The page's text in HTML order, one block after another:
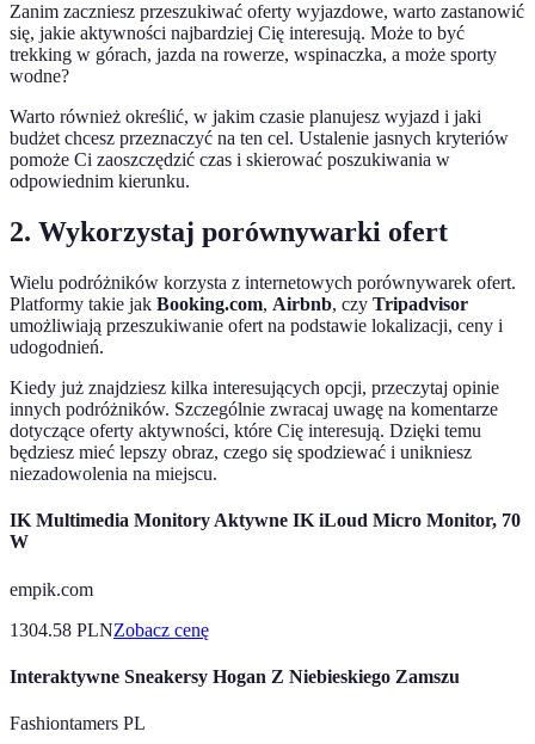
Zanim zaczniesz przeszukiwać oferty wyjazdowe, warto zastanowić
się, jakie aktywności najbardziej Cię interesują. Może to być
trekking w górach, jazda na rowerze, wspinaczka, a może sporty
wodne?
Warto również określić, w jakim czasie planujesz wyjazd i jaki
budżet chcesz przeznaczyć na ten cel. Ustalenie jasnych kryteriów
pomoże Ci zaoszczędzić czas i skierować poszukiwania w
odpowiednim kierunku.
2. Wykorzystaj porównywarki ofert
Wielu podróżników korzysta z internetowych porównywarek ofert.
Platformy takie jak Booking.com, Airbnb, czy Tripadvisor
umożliwiają przeszukiwanie ofert na podstawie lokalizacji, ceny i
udogodnień.
Kiedy już znajdziesz kilka interesujących opcji, przeczytaj opinie
innych podróżników. Szczególnie zwracaj uwagę na komentarze
dotyczące oferty aktywności, które Cię interesują. Dzięki temu
będziesz mieć lepszy obraz, czego się spodziewać i unikniesz
niezadowolenia na miejscu.
IK Multimedia Monitory Aktywne IK iLoud Micro Monitor, 70
W
empik.com
1304.58 PLNZobacz cenę
Interaktywne Sneakersy Hogan Z Niebieskiego Zamszu
Fashiontamers PL